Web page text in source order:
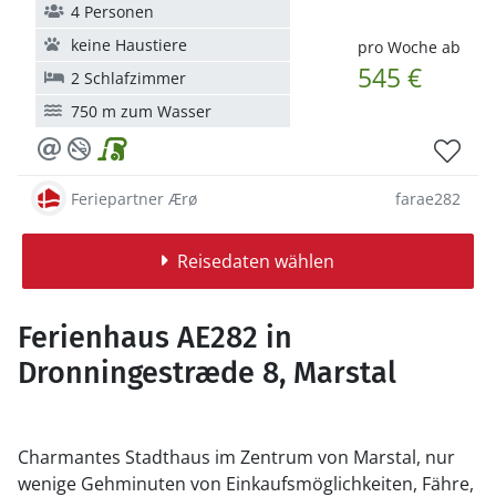
pro Woche ab
545 €
4 Personen
keine Haustiere
2 Schlafzimmer
750 m zum Wasser
Feriepartner Ærø farae282
Reisedaten wählen
Ferienhaus AE282 in
Dronningestræde 8, Marstal
Charmantes Stadthaus im Zentrum von Marstal, nur
wenige Gehminuten von Einkaufsmöglichkeiten, Fähre,